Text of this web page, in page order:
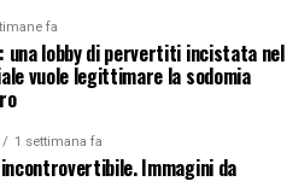
fa
una lobby di pervertiti incistata nel
vuole legittimare la sodomia
1 settimana fa
incontrovertibile. Immagini da